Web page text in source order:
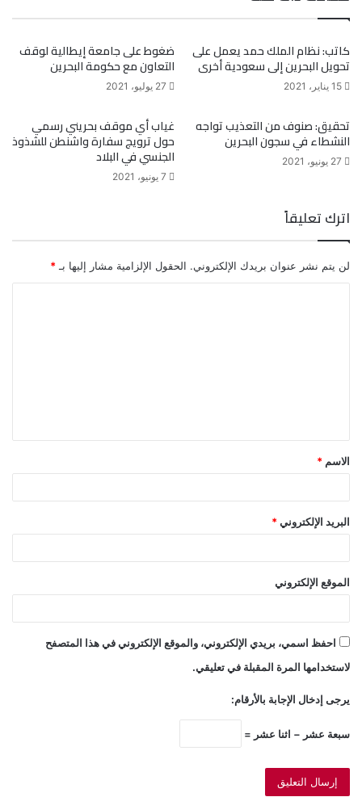
كاتب: نظام الملك حمد يعمل على
تحويل البحرين إلى سعودية أخرى
15 يناير، 2021
ضغوط على جامعة إيطالية لوقف
التعاون مع حكومة البحرين
27 يوليو، 2021
تحقيق: صنوف من التعذيب تواجه
النشطاء في سجون البحرين
27 يونيو، 2021
غياب أي موقف بحريني رسمي
حول ترويج سفارة واشنطن للشذوذ
الجنسي في البلاد
7 يونيو، 2021
اترك تعليقاً
لن يتم نشر عنوان بريدك الإلكتروني. الحقول الإلزامية مشار إليها بـ *
ق
*
الاسم *
البريد الإلكتروني *
الموقع الإلكتروني
احفظ اسمي، بريدي الإلكتروني، والموقع الإلكتروني في هذا المتصفح
لاستخدامها المرة المقبلة في تعليقي.
يرجى إدخال الإجابة بالأرقام:
سبعة عشر − اثنا عشر =